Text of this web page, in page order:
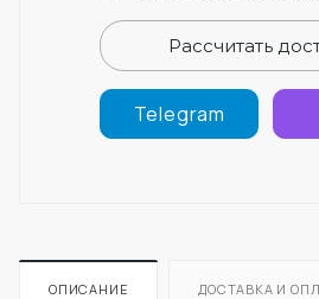
Рассчитать
Telegram
ОПИСАНИЕ ДОСТАВКА И